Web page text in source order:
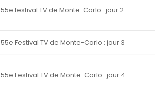
55e festival TV de Monte-Carlo : jour 2
55e Festival TV de Monte-Carlo : jour 3
55e Festival TV de Monte-Carlo : jour 4